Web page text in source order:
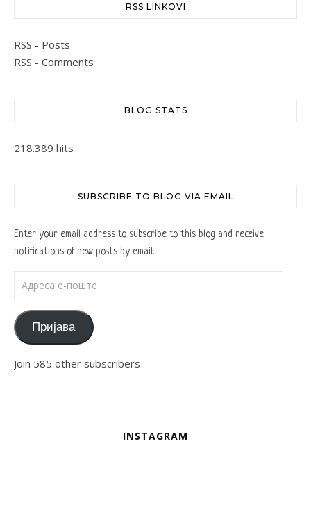
RSS LINKOVI
RSS - Posts
RSS - Comments
BLOG STATS
218.389 hits
SUBSCRIBE TO BLOG VIA EMAIL
Enter your email address to subscribe to this blog and receive
notifications of new posts by email.
Пријава
Join 585 other subscribers
INSTAGRAM